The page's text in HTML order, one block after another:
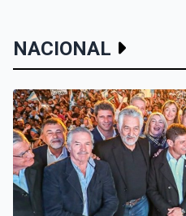
NACIONAL